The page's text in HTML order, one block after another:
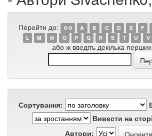
Перейти до: 0-9 A B C D E F
L
M N O P Q R S T U V
або ж введіть декілька перших
Сортування:
Вивести на
Автори: